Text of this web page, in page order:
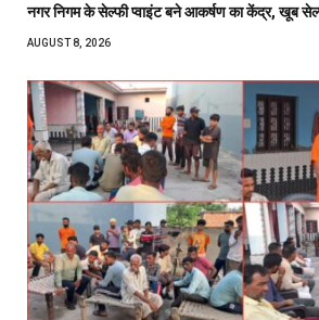
नगर निगम के सेल्फी प्वाइंट बने आकर्षण का केंद्र, खूब
AUGUST 8, 2026